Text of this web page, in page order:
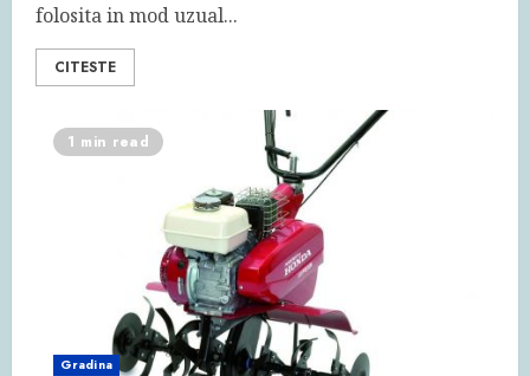
folosita in mod uzual...
CITESTE
1 min read
Gradina